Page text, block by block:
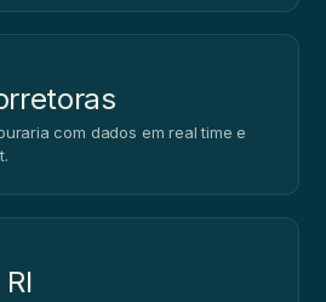
com dados em real time e